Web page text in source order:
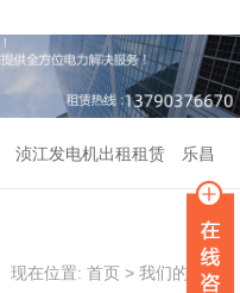
浈江发电机出租租赁 乐昌
现在位置: 首页 > 我们的服务